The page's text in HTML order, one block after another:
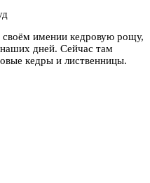
имении кедровую рощу,
дней. Сейчас там
кедры и лиственницы.